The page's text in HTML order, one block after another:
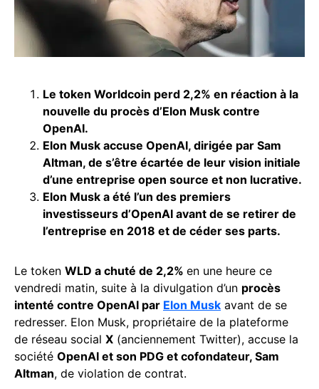
Le token Worldcoin perd 2,2% en réaction à la
nouvelle du procès d’Elon Musk contre
OpenAI.
Elon Musk accuse OpenAI, dirigée par Sam
Altman, de s’être écartée de leur vision initiale
d’une entreprise open source et non lucrative.
Elon Musk a été l’un des premiers
investisseurs d’OpenAI avant de se retirer de
l’entreprise en 2018 et de céder ses parts.
Le token WLD a chuté de 2,2% en une heure ce
vendredi matin, suite à la divulgation d’un procès
intenté contre OpenAI par Elon Musk avant de se
redresser. Elon Musk, propriétaire de la plateforme
de réseau social X (anciennement Twitter), accuse la
société OpenAI et son PDG et cofondateur, Sam
Altman, de violation de contrat.